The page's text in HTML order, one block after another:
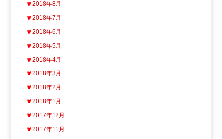
2018年8月
2018年7月
2018年6月
2018年5月
2018年4月
2018年3月
2018年2月
2018年1月
2017年12月
2017年11月